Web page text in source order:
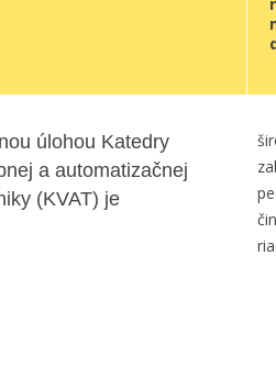
úlohou Katedry
a automatizačnej
(KVAT) je